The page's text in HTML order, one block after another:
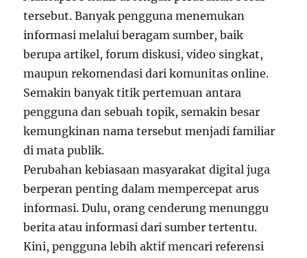
tersebut. Banyak pengguna menemukan
informasi melalui beragam sumber, baik
berupa artikel, forum diskusi, video singkat,
maupun rekomendasi dari komunitas online.
Semakin banyak titik pertemuan antara
pengguna dan sebuah topik, semakin besar
kemungkinan nama tersebut menjadi familiar
di mata publik.
Perubahan kebiasaan masyarakat digital juga
berperan penting dalam mempercepat arus
informasi. Dulu, orang cenderung menunggu
berita atau informasi dari sumber tertentu.
Kini, pengguna lebih aktif mencari referensi